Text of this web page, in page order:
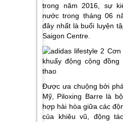
trong năm 2016, sự
nước trong tháng 06
đây nhất là buổi luyện
Saigon Centre.
Được ưa chuộng bởi
Mỹ, Piloxing Barre là
hợp hài hòa giữa các
của khiêu vũ, động